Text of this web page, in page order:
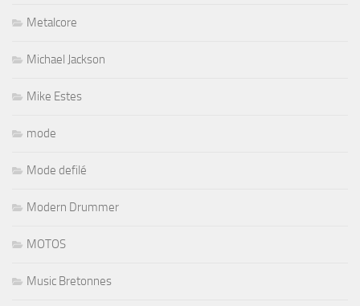
Metalcore
Michael Jackson
Mike Estes
mode
Mode defilé
Modern Drummer
MOTOS
Music Bretonnes